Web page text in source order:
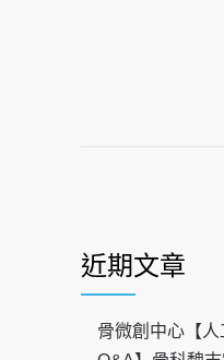
近期文章
骨微創中心【